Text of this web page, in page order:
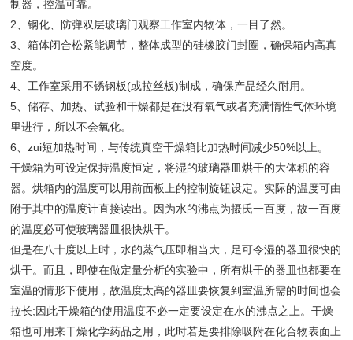
制器，控温可靠。
2、钢化、防弹双层玻璃门观察工作室内物体，一目了然。
3、箱体闭合松紧能调节，整体成型的硅橡胶门封圈，确保箱内高真
空度。
4、工作室采用不锈钢板(或拉丝板)制成，确保产品经久耐用。
5、储存、加热、试验和干燥都是在没有氧气或者充满惰性气体环境
里进行，所以不会氧化。
6、zui短加热时间，与传统真空干燥箱比加热时间减少50%以上。
干燥箱为可设定保持温度恒定，将湿的玻璃器皿烘干的大体积的容
器。烘箱内的温度可以用前面板上的控制旋钮设定。实际的温度可由
附于其中的温度计直接读出。因为水的沸点为摄氏一百度，故一百度
的温度必可使玻璃器皿很快烘干。
但是在八十度以上时，水的蒸气压即相当大，足可令湿的器皿很快的
烘干。而且，即使在做定量分析的实验中，所有烘干的器皿也都要在
室温的情形下使用，故温度太高的器皿要恢复到室温所需的时间也会
拉长;因此干燥箱的使用温度不必一定要设定在水的沸点之上。干燥
箱也可用来干燥化学药品之用，此时若是要排除吸附在化合物表面上